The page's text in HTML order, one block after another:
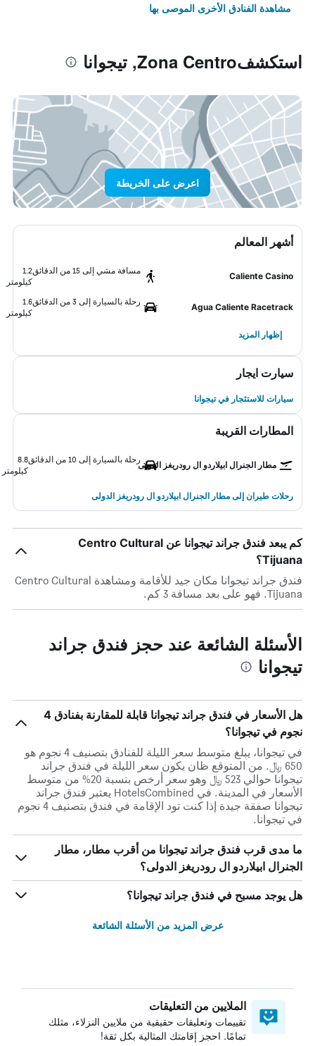
مشاهدة الفنادق الأخرى الموصى بها
استكشفZona Centro, تيجوانا
اعرض على الخريطة
أشهر المعالم
Caliente Casino
مسافة مشي إلى 15 من الدقائق
1.2
كيلومتر
Agua Caliente Racetrack
رحلة بالسيارة إلى 3 من الدقائق
1.6
كيلومتر
إظهار المزيد
سيارت ايجار
سيارات للاستئجار في تيجوانا
المطارات القريبة
مطار الجنرال ابيلاردو ال رودريغز الدولى
رحلة بالسيارة إلى 10 من الدقائق
8.8
كيلومتر
رحلات طيران إلى مطار الجنرال ابيلاردو ال رودريغز الدولى
كم يبعد فندق جراند تيجوانا عن Centro Cultural
Tijuana؟
فندق جراند تيجوانا مكان جيد للأقامة ومشاهدة Centro Cultural
Tijuana. فهو على بعد مسافة 3 كم.
الأسئلة الشائعة عند حجز فندق جراند
تيجوانا
هل الأسعار في فندق جراند تيجوانا قابلة للمقارنة بفنادق 4
نجوم في تيجوانا؟
في تيجوانا، يبلغ متوسط ​​سعر الليلة للفنادق بتصنيف 4 نجوم هو
650 ﷼. من المتوقع ظان يكون سعر الليلة في فندق جراند
تيجوانا حوالي 523 ﷼ وهو سعر أرخص بنسبة 20% من متوسط
الأسعار في المدينة. في HotelsCombined يعتبر فندق جراند
تيجوانا صفقة جيدة إذا كنت تود الإقامة في فندق بتصنيف 4 نجوم
في تيجوانا.
ما مدى قرب فندق جراند تيجوانا من أقرب مطار، مطار
الجنرال ابيلاردو ال رودريغز الدولى؟
هل يوجد مسبح في فندق جراند تيجوانا؟
عرض المزيد من الأسئلة الشائعة
الملايين من التعليقات
تقييمات وتعليقات حقيقية من ملايين النزلاء، مثلك
تمامًا. احجز إقامتك المثالية بكل ثقة!